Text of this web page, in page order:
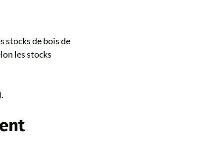
stocks de bois de
les stocks